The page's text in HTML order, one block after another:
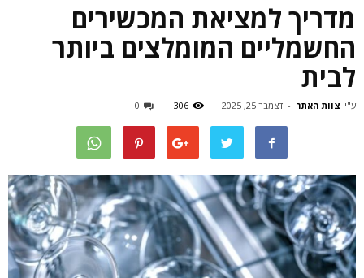
מדריך למציאת המכשירים
החשמליים המומלצים ביותר
לבית
ע"י צוות האתר - דצמבר 25, 2025 306
0